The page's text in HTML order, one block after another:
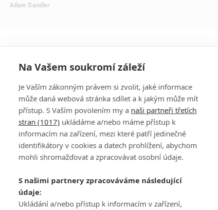
Adam Sandler
PŘIHLÁSIT
REGISTROVAT
DISKUZE
Šéfredaktorkou webu jePetr Slavík, e-mailserialy@fandimefilmu.cz
Máte-li zájem o inzerci na našem webu napište nám na e-mail
studio@koncal.com
Na Vašem soukromí záleží
Je Vaším zákonným právem si zvolit, jaké informace
může daná webová stránka sdílet a k jakým může mít
přístup. S Vaším povolením my a naši partneři třetích
stran (1017) ukládáme a/nebo máme přístup k
informacím na zařízení, mezi které patří jedinečné
identifikátory v cookies a datech prohlížení, abychom
mohli shromažďovat a zpracovávat osobní údaje.
S našimi partnery zpracováváme následující
údaje:
Ukládání a/nebo přístup k informacím v zařízení,